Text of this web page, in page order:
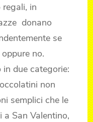
in
donano
se
no.
due categorie:
non
semplici che le
San Valentino,